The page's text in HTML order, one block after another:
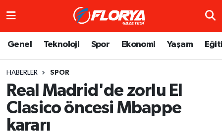
Genel Teknoloji Spor Ekonomi Yaşam
HABERLER SPOR
Real Madrid'de zorlu El
Clasico öncesi Mbappe
kararı
Trafik Durumu
Süper Lig Puan Durumu ve Fikstür
Tüm Manşetler